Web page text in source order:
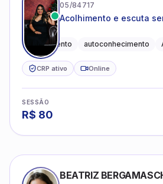
05/84717
Acolhimento e escuta
Acolhimento autoconhecimento
CRP ativo Online
SESSÃO
R$ 80
BEATRIZ